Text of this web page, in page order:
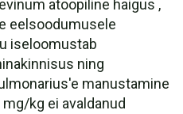
atoopiline haigus ,
eelsoodumusele
iseloomustab
ning
manustamine
kg ei avaldanud